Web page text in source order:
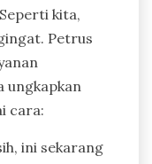
kita,
Petrus
ungkapkan
cara:
ini sekarang